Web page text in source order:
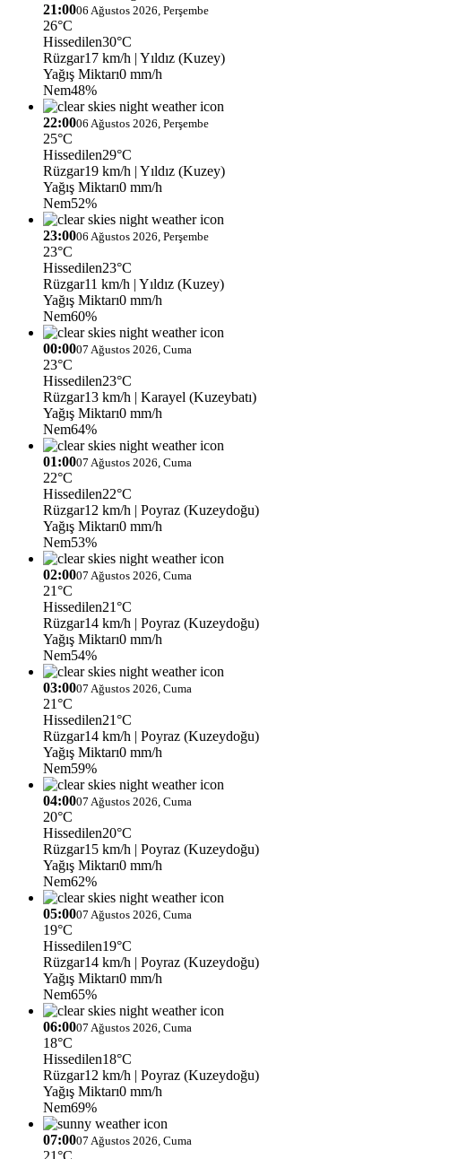
21:0006 Ağustos 2026, Perşembe
26°C
Hissedilen30°C
Rüzgar17 km/h | Yıldız (Kuzey)
Yağış Miktarı0 mm/h
Nem48%
22:0006 Ağustos 2026, Perşembe
25°C
Hissedilen29°C
Rüzgar19 km/h | Yıldız (Kuzey)
Yağış Miktarı0 mm/h
Nem52%
23:0006 Ağustos 2026, Perşembe
23°C
Hissedilen23°C
Rüzgar11 km/h | Yıldız (Kuzey)
Yağış Miktarı0 mm/h
Nem60%
00:0007 Ağustos 2026, Cuma
23°C
Hissedilen23°C
Rüzgar13 km/h | Karayel (Kuzeybatı)
Yağış Miktarı0 mm/h
Nem64%
01:0007 Ağustos 2026, Cuma
22°C
Hissedilen22°C
Rüzgar12 km/h | Poyraz (Kuzeydoğu)
Yağış Miktarı0 mm/h
Nem53%
02:0007 Ağustos 2026, Cuma
21°C
Hissedilen21°C
Rüzgar14 km/h | Poyraz (Kuzeydoğu)
Yağış Miktarı0 mm/h
Nem54%
03:0007 Ağustos 2026, Cuma
21°C
Hissedilen21°C
Rüzgar14 km/h | Poyraz (Kuzeydoğu)
Yağış Miktarı0 mm/h
Nem59%
04:0007 Ağustos 2026, Cuma
20°C
Hissedilen20°C
Rüzgar15 km/h | Poyraz (Kuzeydoğu)
Yağış Miktarı0 mm/h
Nem62%
05:0007 Ağustos 2026, Cuma
19°C
Hissedilen19°C
Rüzgar14 km/h | Poyraz (Kuzeydoğu)
Yağış Miktarı0 mm/h
Nem65%
06:0007 Ağustos 2026, Cuma
18°C
Hissedilen18°C
Rüzgar12 km/h | Poyraz (Kuzeydoğu)
Yağış Miktarı0 mm/h
Nem69%
07:0007 Ağustos 2026, Cuma
21°C